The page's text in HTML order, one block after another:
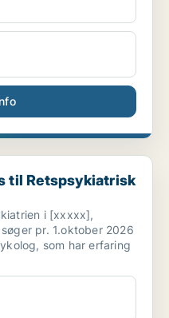
Afdeling...
til Retspsykiatrisk
i [xxxxx],
pr. 1.oktober 2026
som har erfaring